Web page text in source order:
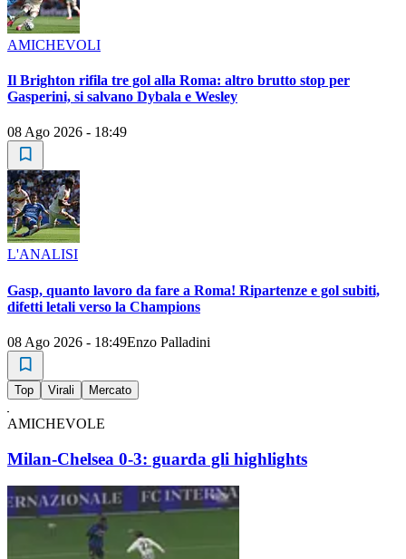
AMICHEVOLI
Il Brighton rifila tre gol alla Roma: altro brutto stop per
Gasperini, si salvano Dybala e Wesley
08 Ago 2026 - 18:49
L'ANALISI
Gasp, quanto lavoro da fare a Roma! Ripartenze e gol subiti,
difetti letali verso la Champions
08 Ago 2026 - 18:49Enzo Palladini
Top Virali Mercato
AMICHEVOLE
Milan-Chelsea 0-3: guarda gli highlights